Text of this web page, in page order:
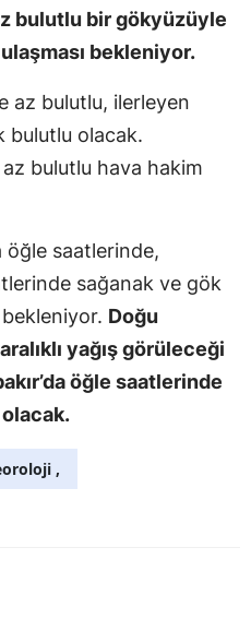
Niğde
Ordu
Rize
Sinop
Tekirdağ
bulutlu bir gökyüzüyle
bekleniyor.
az bulutlu, ilerleyen
bulutlu olacak.
az bulutlu hava hakim
öğle saatlerinde,
sağanak ve gök
Doğu
yağış görüleceği
öğle saatlerinde
,